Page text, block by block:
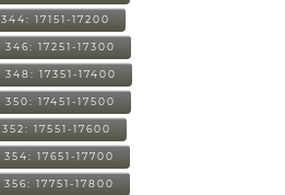
344: 17151-17200
346: 17251-17300
348: 17351-17400
350: 17451-17500
352: 17551-17600
354: 17651-17700
356: 17751-17800